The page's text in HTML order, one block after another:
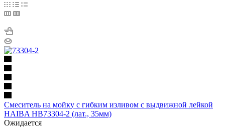
Смеситель на мойку с гибким изливом с выдвижной лейкой
HAIBA HB73304-2 (лат., 35мм)
Ожидается